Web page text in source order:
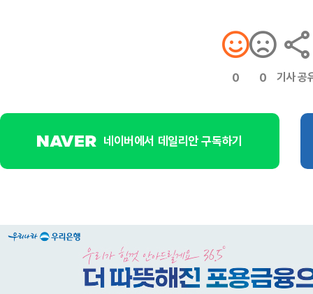
0 0 기사 공
네이버에서 데일리안 구독하기